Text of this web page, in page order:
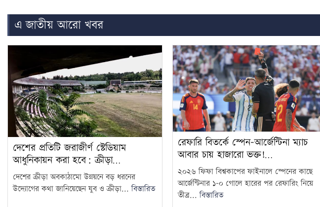
এ জাতীয় আরো খবর
দেশের প্রতিটি জরাজীর্ণ স্টেডিয়াম
আধুনিকায়ন করা হবে: ক্রীড়া…
দেশের ক্রীড়া অবকাঠামো উন্নয়নে বড় ধরনের
উদ্যোগের কথা জানিয়েছেন যুব ও ক্রীড়া...বিস্তারিত
রেফারি বিতর্কে স্পেন-আর্জেন্টিনা ম্যাচ
আবার চায় হাজারো ভক্ত!…
২০২৬ ফিফা বিশ্বকাপের ফাইনালে স্পেনের কাছে
আর্জেন্টিনার ১-০ গোলে হারের পর রেফারিং নিয়ে
তীব্র...বিস্তারিত